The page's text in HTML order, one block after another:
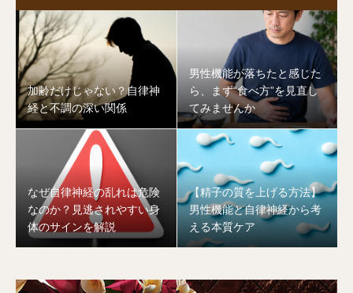
加齢だけじゃない？自律神
経と不調の深い関係
男性機能が落ちたと感じた
ら、まず“食べ方”を見直し
てみませんか
なぜ自律神経の乱れは危険
なのか？見逃されやすい身
体のサインを解説
【精子の質を上げる方法】
男性機能と自律神経から考
える本質ケア